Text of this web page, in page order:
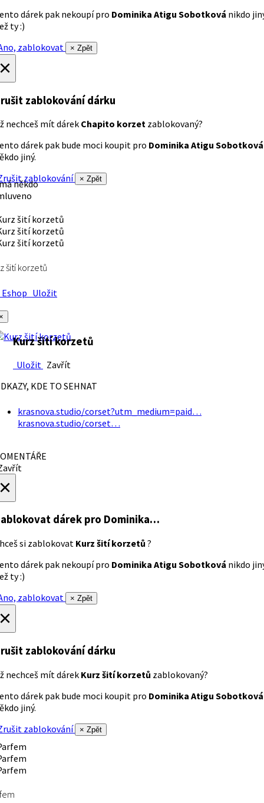
dárek pak nekoupí pro Dominika Atigu Sobotková nikdo
ty :)
zablokovat
× Zpět
zablokování dárku
nechceš mít dárek Chapito korzet zablokovaný?
dárek pak bude moci koupit pro Dominika Atigu Sobotková
jiný.
zablokování
× Zpět
někdo
šití korzetů
Uložit
Kurz šití korzetů
Uložit Zavřít
KDE TO SEHNAT
krasnova.studio/corset?utm_medium=paid…
krasnova.studio/corset…
dárek pro Dominika…
si zablokovat Kurz šití korzetů ?
dárek pak nekoupí pro Dominika Atigu Sobotková nikdo
ty :)
zablokovat
× Zpět
zablokování dárku
nechceš mít dárek Kurz šití korzetů zablokovaný?
dárek pak bude moci koupit pro Dominika Atigu Sobotková
jiný.
zablokování
× Zpět